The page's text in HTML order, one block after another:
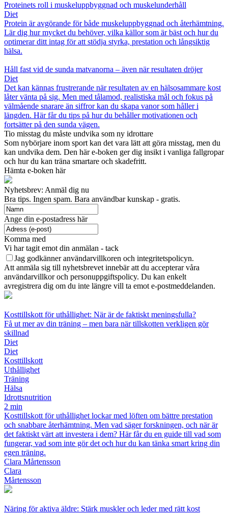
Proteinets roll i muskeluppbyggnad och muskelunderhåll
Diet
Protein är avgörande för både muskeluppbyggnad och återhämtning.
Lär dig hur mycket du behöver, vilka källor som är bäst och hur du
optimerar ditt intag för att stödja styrka, prestation och långsiktig
hälsa.
Håll fast vid de sunda matvanorna – även när resultaten dröjer
Diet
Det kan kännas frustrerande när resultaten av en hälsosammare kost
låter vänta på sig. Men med tålamod, realistiska mål och fokus på
välmående snarare än siffror kan du skapa vanor som håller i
längden. Här får du tips på hur du behåller motivationen och
fortsätter på den sunda vägen.
Tio misstag du måste undvika som ny idrottare
Som nybörjare inom sport kan det vara lätt att göra misstag, men du
kan undvika dem. Den här e-boken ger dig insikt i vanliga fallgropar
och hur du kan träna smartare och skadefritt.
Hämta e-boken här
Nyhetsbrev: Anmäl dig nu
Bra tips. Ingen spam. Bara användbar kunskap - gratis.
Ange din e-postadress här
Komma med
Vi har tagit emot din anmälan - tack
Jag godkänner användarvillkoren och integritetspolicyn.
Att anmäla sig till nyhetsbrevet innebär att du accepterar våra
användarvillkor och personuppgiftspolicy. Du kan enkelt
avregistrera dig om du inte längre vill ta emot e-postmeddelanden.
Kosttillskott för uthållighet: När är de faktiskt meningsfulla?
Få ut mer av din träning – men bara när tillskotten verkligen gör
skillnad
Diet
Diet
Kosttillskott
Uthållighet
Träning
Hälsa
Idrottsnutrition
2 min
Kosttillskott för uthållighet lockar med löften om bättre prestation
och snabbare återhämtning. Men vad säger forskningen, och när är
det faktiskt värt att investera i dem? Här får du en guide till vad som
fungerar, vad som inte gör det och hur du kan tänka smart kring din
egen träning.
Clara Mårtensson
Clara
Mårtensson
Näring för aktiva äldre: Stärk muskler och leder med rätt kost